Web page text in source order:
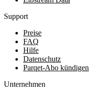
Support
Preise
FAQ
Hilfe
Datenschutz
Parqet-Abo kündigen
Unternehmen